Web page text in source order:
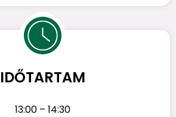
IDŐTARTAM
13:00 – 14:30